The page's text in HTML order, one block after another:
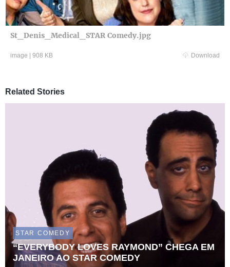
St_Denis_Medical_STAR Comedy.jpg
image 908 KB Download
Related Stories
STAR COMEDY
“EVERYBODY LOVES RAYMOND” CHEGA EM
JANEIRO AO STAR COMEDY